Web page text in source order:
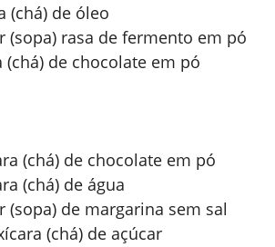
(chá) de óleo
(sopa) rasa de fermento em pó
(chá) de chocolate em pó
(chá) de chocolate em pó
(chá) de água
(sopa) de margarina sem sal
(chá) de açúcar